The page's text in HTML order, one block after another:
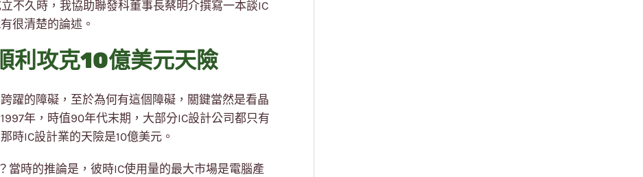
不久時，我協助聯發科董事長蔡明介撰寫一本談IC
很清楚的論述。
利攻克10億美元天險
躍的障礙，至於為何有這個障礙，關鍵當然是看晶
年，時值90年代末期，大部分IC設計公司都只有
時IC設計業的天險是10億美元。
當時的推論是，彼時IC使用量的最大市場是電腦產